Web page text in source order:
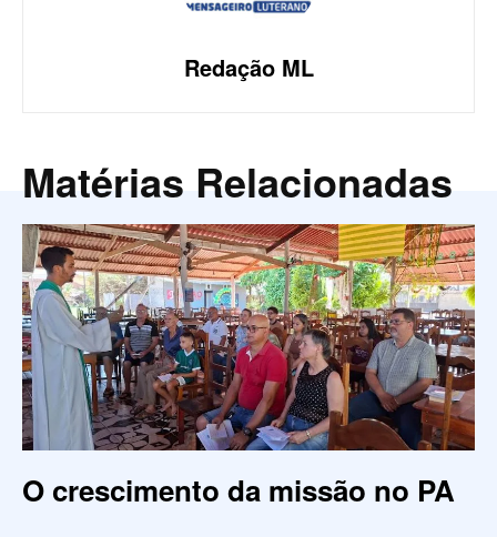
Redação ML
Matérias Relacionadas
O crescimento da missão no PA